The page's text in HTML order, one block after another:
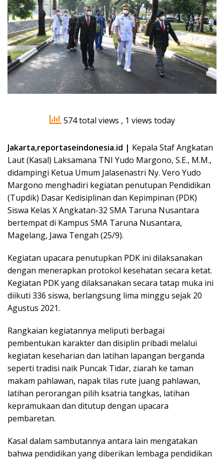
574 total views , 1 views today
Jakarta,reportaseindonesia.id | Kepala Staf Angkatan
Laut (Kasal) Laksamana TNI Yudo Margono, S.E., M.M.,
didampingi Ketua Umum Jalasenastri Ny. Vero Yudo
Margono menghadiri kegiatan penutupan Pendidikan
(Tupdik) Dasar Kedisiplinan dan Kepimpinan (PDK)
Siswa Kelas X Angkatan-32 SMA Taruna Nusantara
bertempat di Kampus SMA Taruna Nusantara,
Magelang, Jawa Tengah (25/9).
Kegiatan upacara penutupkan PDK ini dilaksanakan
dengan menerapkan protokol kesehatan secara ketat.
Kegiatan PDK yang dilaksanakan secara tatap muka ini
diikuti 336 siswa, berlangsung lima minggu sejak 20
Agustus 2021.
Rangkaian kegiatannya meliputi berbagai
pembentukan karakter dan disiplin pribadi melalui
kegiatan keseharian dan latihan lapangan berganda
seperti tradisi naik Puncak Tidar, ziarah ke taman
makam pahlawan, napak tilas rute juang pahlawan,
latihan perorangan pilih ksatria tangkas, latihan
kepramukaan dan ditutup dengan upacara
pembaretan.
Kasal dalam sambutannya antara lain mengatakan
bahwa pendidikan yang diberikan lembaga pendidikan